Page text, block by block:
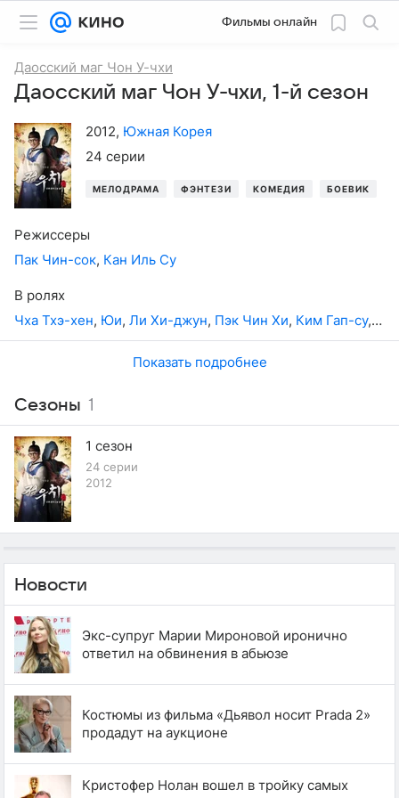
Фильмы онлайн
Даосский маг Чон У-чхи
Даосский маг Чон У-чхи, 1-й сезон
2012, Южная Корея
24 серии
МЕЛОДРАМА ФЭНТЕЗИ КОМЕДИЯ БОЕВИК
Режиссеры
Пак Чин-сок, Кан Иль Су
В ролях
Чха Тхэ-хен, Юи, Ли Хи-джун, Пэк Чин Хи, Ким Гап-су,
Показать подробнее
Сезоны 1
1 сезон
24 серии
2012
Новости
Экс-супруг Марии Мироновой иронично
ответил на обвинения в абьюзе
Костюмы из фильма «Дьявол носит Prada 2»
продадут на аукционе
Кристофер Нолан вошел в тройку самых